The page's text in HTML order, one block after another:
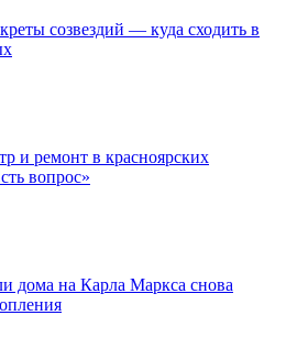
созвездий — куда сходить в
и ремонт в красноярских
вопрос»
дома на Карла Маркса снова